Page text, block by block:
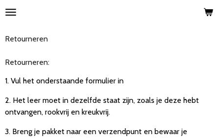
Ga
Retourneren
Retourneren:
1. Vul het onderstaande formulier in
2. Het leer moet in dezelfde staat zijn, zoals je deze hebt
ontvangen, rookvrij en kreukvrij.
3. Breng je pakket naar een verzendpunt en bewaar je